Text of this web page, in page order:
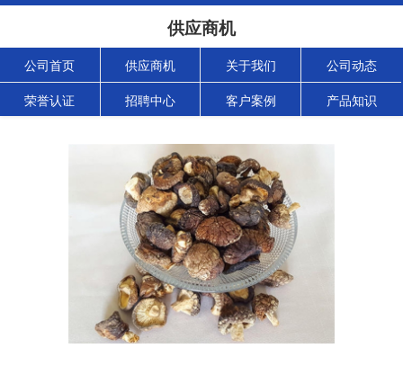
供应商机
公司首页 供应商机 关于我们 公司动态
荣誉认证 招聘中心 客户案例 产品知识